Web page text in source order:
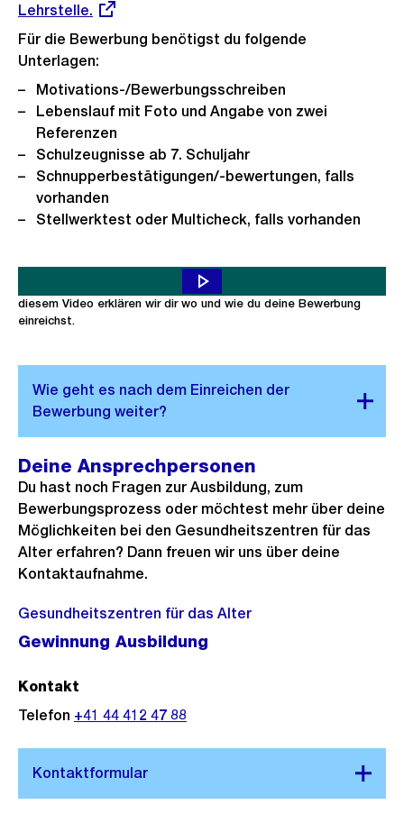
Lehrstelle.
Für die Bewerbung benötigst du folgende
Unterlagen:
Motivations-/Bewerbungsschreiben
Lebenslauf mit Foto und Angabe von zwei
Referenzen
Schulzeugnisse ab 7. Schuljahr
Schnupperbestätigungen/-bewertungen, falls
vorhanden
Stellwerktest oder Multicheck, falls vorhanden
Du möchtest dich auf eine Lehrstelle bei uns bewerben? Toll! In
diesem Video erklären wir dir wo und wie du deine Bewerbung
einreichst.
Deine Ansprechpersonen
Du hast noch Fragen zur Ausbildung, zum
Bewerbungsprozess oder möchtest mehr über deine
Möglichkeiten bei den Gesundheitszentren für das
Alter erfahren? Dann freuen wir uns über deine
Kontaktaufnahme.
Gesundheitszentren für das Alter
Gewinnung Ausbildung
Kontakt
Telefon +41 44 412 47 88